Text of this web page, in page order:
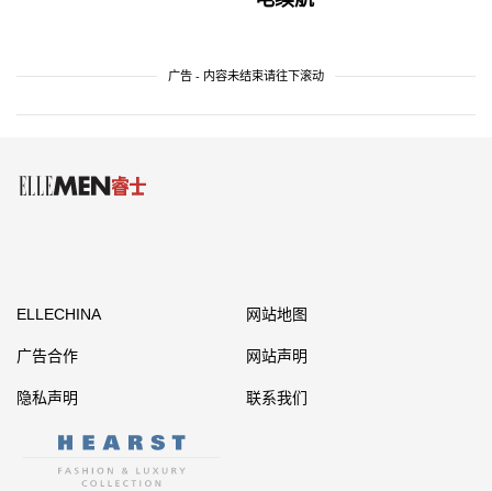
广告 - 内容未结束请往下滚动
ELLECHINA 网站地图
广告合作 网站声明
隐私声明 联系我们